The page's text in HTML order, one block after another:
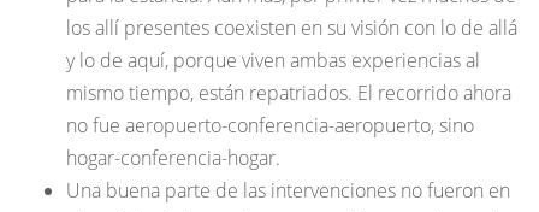
los allí presentes coexisten en su visión con lo de allá
y lo de aquí, porque viven ambas experiencias al
mismo tiempo, están repatriados. El recorrido ahora
no fue aeropuerto-conferencia-aeropuerto, sino
hogar-conferencia-hogar.
Una buena parte de las intervenciones no fueron en